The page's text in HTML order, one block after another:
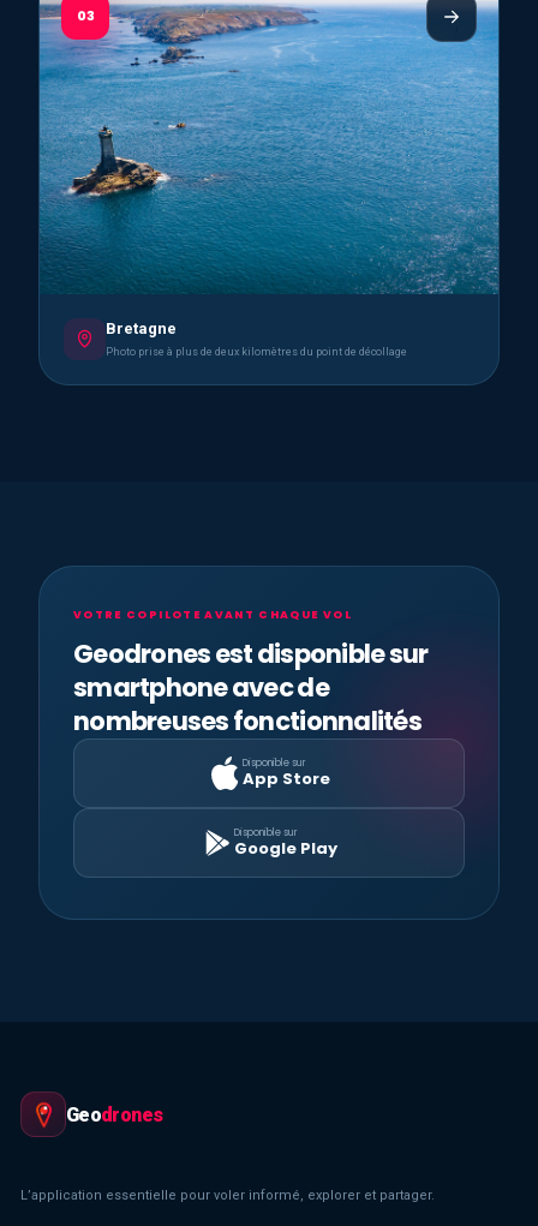
03
Bretagne
Photo prise à plus de deux kilomètres du point de décollage
VOTRE COPILOTE AVANT CHAQUE VOL
Geodrones est disponible sur
smartphone avec de
nombreuses fonctionnalités
Disponible sur
App Store
Disponible sur
Google Play
Geodrones
L’application essentielle pour voler informé, explorer et partager.